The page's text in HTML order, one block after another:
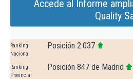
Accede al Informe
Quality
Ranking
Nacional
Posición 2.037
Ranking
Provincial
Posición 847 de Madrid